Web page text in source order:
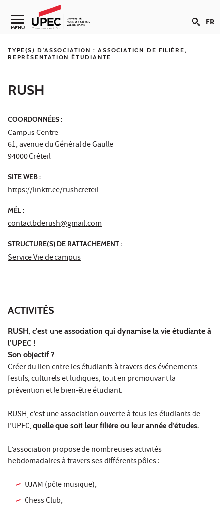
Aller au contenu
Navigation secondaire
MENU FR
TYPE(S) D'ASSOCIATION :ASSOCIATION DE FILIÈRE,
REPRÉSENTATION ÉTUDIANTE
RUSH
COORDONNÉES :
Campus Centre
61, avenue du Général de Gaulle
94000 Créteil
SITE WEB :
https://linktr.ee/rushcreteil
MÉL :
contactbderush@gmail.com
STRUCTURE(S) DE RATTACHEMENT :
Service Vie de campus
ACTIVITÉS
RUSH, c’est une association qui dynamise la vie étudiante à
l’UPEC !
Son objectif ?
Créer du lien entre les étudiants à travers des événements
festifs, culturels et ludiques, tout en promouvant la
prévention et le bien-être étudiant.
RUSH, c’est une association ouverte à tous les étudiants de
l’UPEC, quelle que soit leur filière ou leur année d’études.
L’association propose de nombreuses activités
hebdomadaires à travers ses différents pôles :
UJAM (pôle musique),
Chess Club,